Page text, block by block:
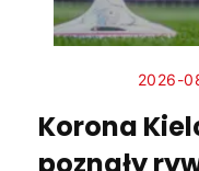
2026-
Korona
poznały